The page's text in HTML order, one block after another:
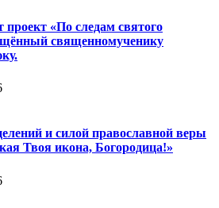
проект «По следам святого
священномученику
и силой православной веры
Твоя икона, Богородица!»